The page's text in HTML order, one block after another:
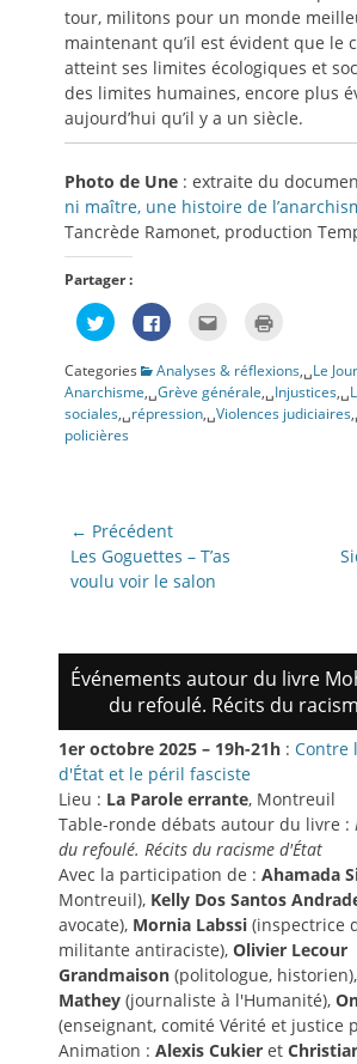
tour, militons pour un monde
maintenant qu’il est évident que le
atteint ses limites écologiques et
des limites humaines, encore plus
aujourd’hui qu’il y a un siècle.
Photo de Une : extraite du
ni maître, une histoire de
Tancrède Ramonet, production
Partager :
Cliquez
pour
partager
sur
Twitter(ouvre
dans
une
nouvelle
fenêtre)
Cliquez
pour
Facebook(ouvre
dans
une
nouvelle
Cliquez
par
e-
mail
à
un
une
nouvelle
fenêtre)
Categories Analyses & réflexions,␣Le
Anarchisme,␣Grève générale,␣Injustices,␣
sociales,␣répression,␣Violences judiciaires
policières
Navigation
de
l’article
← Précédent
Article
précédent:
Les Goguettes – T’as
voulu voir le salon
Événements autour du livre
du refoulé. Récits du
1er octobre 2025 – 19h-21h : Contre
d'État et le péril fasciste
Lieu : La Parole errante, Montreuil
Table-ronde débats autour du livre :
du refoulé. Récits du racisme d'État
Avec la participation de : Ahamada
Montreuil), Kelly Dos Santos
avocate), Mornia Labssi (inspectrice
militante antiraciste), Olivier Lecour
Grandmaison (politologue, historien),
Mathey (journaliste à l'Humanité),
(enseignant, comité Vérité et justice
Animation : Alexis Cukier et